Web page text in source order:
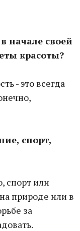
начале своей
красоты?
- это всегда
спорт,
спорт или
природе или в
за